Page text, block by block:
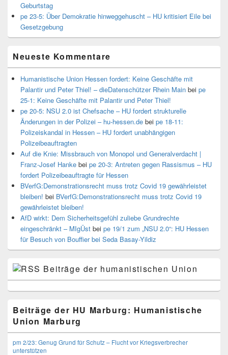
Geburtstag
pe 23-5: Über Demokratie hinweggehuscht – HU kritisiert Eile bei
Gesetzgebung
Neueste Kommentare
Humanistische Union Hessen fordert: Keine Geschäfte mit
Palantir und Peter Thiel! – dieDatenschützer Rhein Main bei pe
25-1: Keine Geschäfte mit Palantir und Peter Thiel!
pe 20-5: NSU 2.0 ist Chefsache – HU fordert strukturelle
Änderungen in der Polizei – hu-hessen.de bei pe 18-11:
Polizeiskandal in Hessen – HU fordert unabhängigen
Polizeibeauftragten
Auf die Knie: Missbrauch von Monopol und Generalverdacht |
Franz-Josef Hanke bei pe 20-3: Antreten gegen Rassismus – HU
fordert Polizeibeauftragte für Hessen
BVerfG:Demonstrationsrecht muss trotz Covid 19 gewährleistet
bleiben! bei BVerfG:Demonstrationsrecht muss trotz Covid 19
gewährleistet bleiben!
AfD wirkt: Dem Sicherheitsgefühl zuliebe Grundrechte
eingeschränkt – MIgÜst bei pe 19/1 zum „NSU 2.0“: HU Hessen
für Besuch von Bouffier bei Seda Basay-Yildiz
Beiträge der humanistischen Union
Beiträge der HU Marburg: Humanistische
Union Marburg
pm 2/23: Genug Grund für Schutz – Flucht vor Kriegsverbrecher
unterstützen